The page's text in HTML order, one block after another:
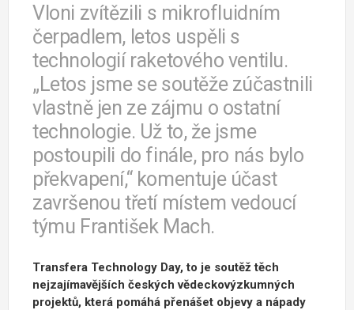
Vloni zvítězili s mikrofluidním
čerpadlem, letos uspěli s
technologií raketového ventilu.
„Letos jsme se soutěže zúčastnili
vlastně jen ze zájmu o ostatní
technologie. Už to, že jsme
postoupili do finále, pro nás bylo
překvapení,“ komentuje účast
završenou třetí místem vedoucí
týmu František Mach.
Transfera Technology Day, to je soutěž těch
nejzajímavějších českých vědeckovýzkumných
projektů, která pomáhá přenášet objevy a nápady